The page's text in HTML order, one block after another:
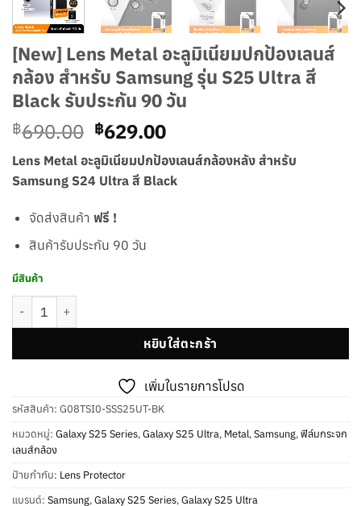
[New] Lens Metal อะลูมิเนียมปกป้องเลนส์
กล้อง สำหรับ Samsung รุ่น S25 Ultra สี
Black รับประกัน 90 วัน
฿690.00 Original
price
was:
฿690.00.
฿629.00Current
price
is:
฿629.00.
Lens Metal อะลูมิเนียมปกป้องเลนส์กล้องหลัง สำหรับ
Samsung S24 Ultra สี Black
จัดส่งสินค้า ฟรี !
สินค้ารับประกัน 90 วัน
มีสินค้า
จำนวน [New] Lens Metal อะลูมิเนียมปกป้องเลนส์กล้อง สำหรับ
หยิบใส่ตะกร้า
เพิ่มในรายการโปรด
รหัสสินค้า: G08TSI0-SSS25UT-BK
หมวดหมู่: Galaxy S25 Series,Galaxy S25 Ultra, Metal,Samsung,ฟิล์มกระจก
เลนส์กล้อง
ป้ายกำกับ: Lens Protector
แบรนด์: Samsung,Galaxy S25 Series,Galaxy S25 Ultra